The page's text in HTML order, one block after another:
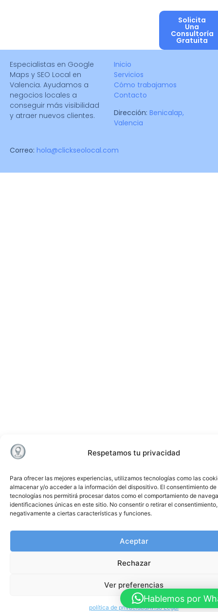
Respetamos tu privacidad
Para ofrecer las mejores experiencias, utilizamos tecnologías como las
almacenar y/o acceder a la información del dispositivo. El consentimiento de
tecnologías nos permitirá procesar datos como el comportamiento de
identificaciones únicas en este sitio. No consentir o retirar el
negativamente a ciertas características y funciones.
Aceptar
Rechazar
Ver preferencias
política de privacidadAviso Legal
Solicita
Una
Consultoría
Gratuita
Especialistas en Google
Maps y SEO Local en
Valencia. Ayudamos a
negocios locales a
conseguir más visibilidad
y atraer nuevos clientes.
Correo: hola@clickseolocal.com
Inicio
Servicios
Cómo trabajamos
Contacto
Dirección: Benicalap,
Valencia
Hablemos por